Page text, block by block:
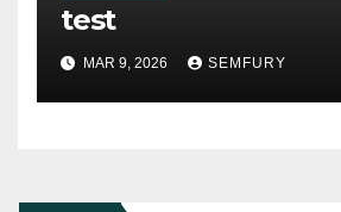
test
MAR 9, 2026 SEMFURY